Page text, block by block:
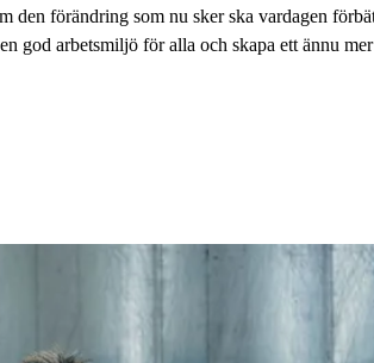
förändring som nu sker ska vardagen
god arbetsmiljö för alla och skapa ett ännu